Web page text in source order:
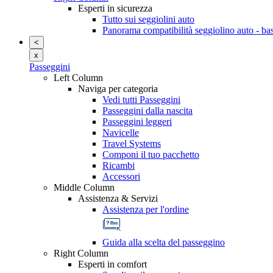
Esperti in sicurezza
Tutto sui seggiolini auto
Panorama compatibilità seggiolino auto -
<
x
Passeggini
Left Column
Naviga per categoria
Vedi tutti Passeggini
Passeggini dalla nascita
Passeggini leggeri
Navicelle
Travel Systems
Componi il tuo pacchetto
Ricambi
Accessori
Middle Column
Assistenza & Servizi
Assistenza per l'ordine
Guida alla scelta del passeggino
Right Column
Esperti in comfort